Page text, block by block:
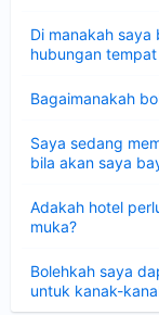
Di manakah
hubungan
Bagaimanakah
Saya sedang
bila akan saya
Adakah hotel
muka?
Bolehkah saya
untuk kanak-